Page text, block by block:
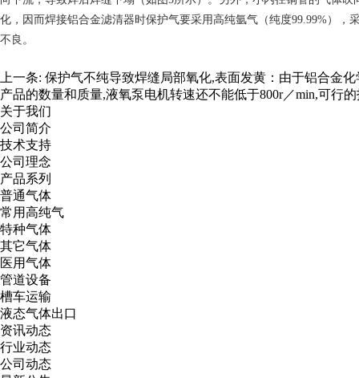
化，因而焊接铝合金滤清器时保护气要采用高纯氩气（纯度99.99%）
不良。
上一条: 保护气不纯导致焊缝局部氧化,表面发黄：由于铝合金
产品的数量和质量,液氧泵电机转速还不能低于800r／min,可行
关于我们
公司简介
技术支持
公司理念
产品系列
普通气体
常用高纯气
特种气体
其它气体
医用气体
管道设备
槽车运输
液态气体出口
资讯动态
行业动态
公司动态